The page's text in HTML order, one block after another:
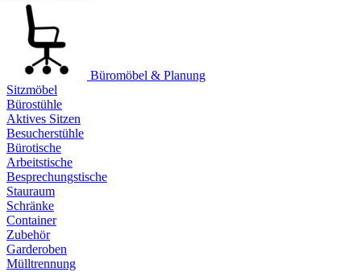
Büromöbel & Planung
Sitzmöbel
Bürostühle
Aktives Sitzen
Besucherstühle
Bürotische
Arbeitstische
Besprechungstische
Stauraum
Schränke
Container
Zubehör
Garderoben
Mülltrennung